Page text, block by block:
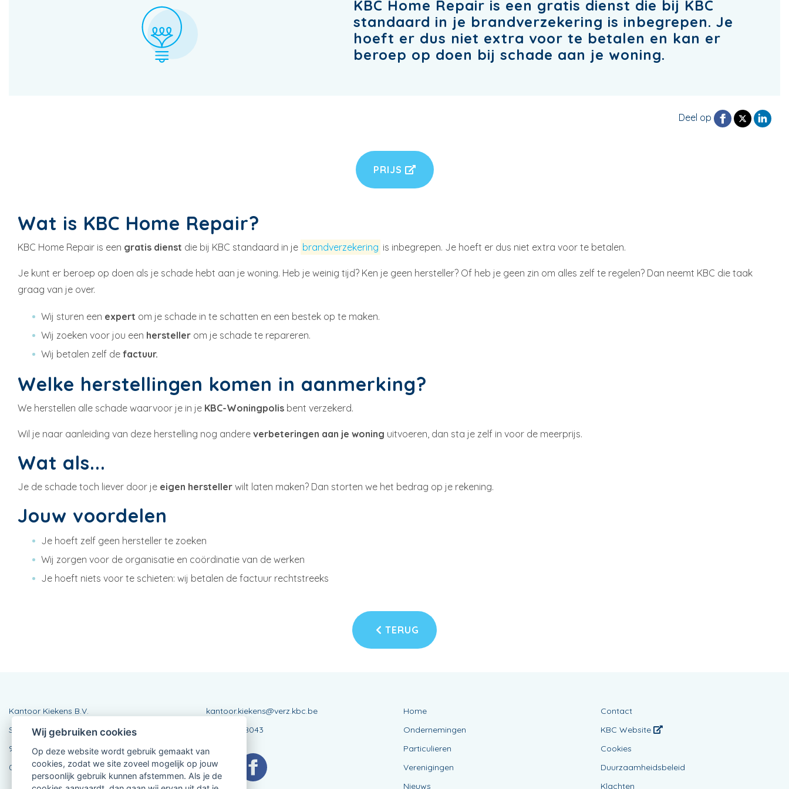
KBC Home Repair is een gratis dienst die bij KBC
standaard in je brandverzekering is inbegrepen. Je
hoeft er dus niet extra voor te betalen en kan er
beroep op doen bij schade aan je woning.
Deel op
PRIJS
Wat is KBC Home Repair?
KBC Home Repair is een gratis dienst die bij KBC standaard in je brandverzekering is inbegrepen. Je hoeft er dus niet extra voor te betalen.
Je kunt er beroep op doen als je schade hebt aan je woning. Heb je weinig tijd? Ken je geen hersteller? Of heb je geen zin om alles zelf te regelen? Dan neemt KBC die taak
graag van je over.
Wij sturen een expert om je schade in te schatten en een bestek op te maken.
Wij zoeken voor jou een hersteller om je schade te repareren.
Wij betalen zelf de factuur.
Welke herstellingen komen in aanmerking?
We herstellen alle schade waarvoor je in je KBC-Woningpolis bent verzekerd.
Wil je naar aanleiding van deze herstelling nog andere verbeteringen aan je woning uitvoeren, dan sta je zelf in voor de meerprijs.
Wat als...
Je de schade toch liever door je eigen hersteller wilt laten maken? Dan storten we het bedrag op je rekening.
Jouw voordelen
Je hoeft zelf geen hersteller te zoeken
Wij zorgen voor de organisatie en coördinatie van de werken
Je hoeft niets voor te schieten: wij betalen de factuur rechtstreeks
TERUG
Kantoor Kiekens B.V.
Stationsstraat 107
9880 Aalter
09 374 24 02
kantoor.kiekens@verz.kbc.be
BE0833798043
Home
Ondernemingen
Particulieren
Verenigingen
Nieuws
Contact
KBC Website
Cookies
Duurzaamheidsbeleid
Klachten
Wij gebruiken cookies
Op deze website wordt gebruik gemaakt van
cookies, zodat we site zoveel mogelijk op jouw
persoonlijk gebruik kunnen afstemmen. Als je de